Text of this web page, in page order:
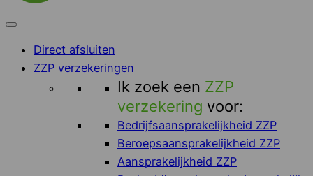
Direct afsluiten
ZZP verzekeringen
Ik zoek een ZZP
verzekering voor:
Bedrijfsaansprakelijkheid ZZP
Beroepsaansprakelijkheid ZZP
Aansprakelijkheid ZZP